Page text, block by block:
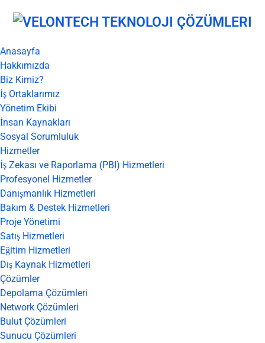
Anasayfa
Hakkımızda
Biz Kimiz?
İş Ortaklarımız
Yönetim Ekibi
İnsan Kaynakları
Sosyal Sorumluluk
Hizmetler
İş Zekası ve Raporlama (PBI) Hizmetleri
Profesyonel Hizmetler
Danışmanlık Hizmetleri
Bakım & Destek Hizmetleri
Proje Yönetimi
Satış Hizmetleri
Eğitim Hizmetleri
Dış Kaynak Hizmetleri
Çözümler
Depolama Çözümleri
Network Çözümleri
Bulut Çözümleri
Sunucu Çözümleri